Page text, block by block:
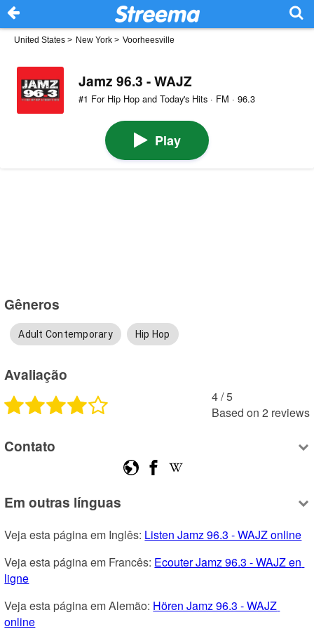
United States > New York > Voorheesville
Jamz 96.3 - WAJZ
#1 For Hip Hop and Today's Hits · FM · 96.3
Play
Gêneros
Adult Contemporary Hip Hop
Avaliação
4 /5
Based on 2 reviews
Contato
Em outras línguas
Veja esta página em Inglês: Listen Jamz 96.3 - WAJZ online
Veja esta página em Francês: Ecouter Jamz 96.3 - WAJZ en
ligne
Veja esta página em Alemão: Hören Jamz 96.3 - WAJZ
online